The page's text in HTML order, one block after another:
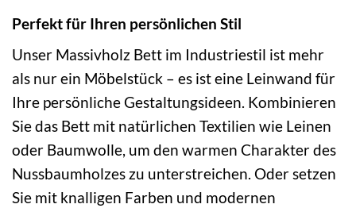
Perfekt für Ihren persönlichen Stil
Unser Massivholz Bett im Industriestil ist mehr
als nur ein Möbelstück – es ist eine Leinwand für
Ihre persönliche Gestaltungsideen. Kombinieren
Sie das Bett mit natürlichen Textilien wie Leinen
oder Baumwolle, um den warmen Charakter des
Nussbaumholzes zu unterstreichen. Oder setzen
Sie mit knalligen Farben und modernen